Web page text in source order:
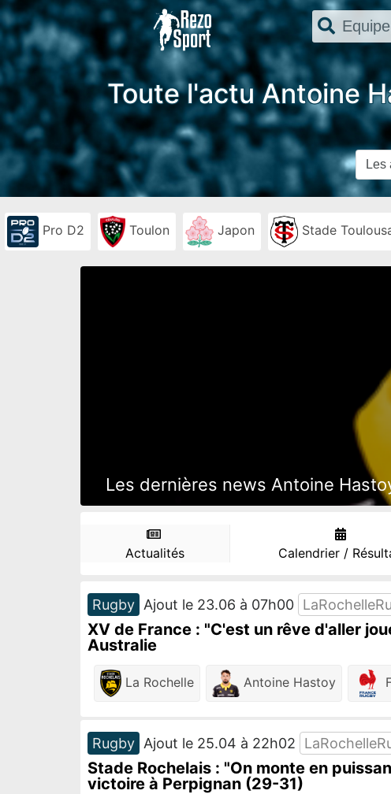
Toute l'actu Antoine
Pro D2 Toulon Japon Stade
Les dernières news Antoine
Actualités Calendrier /
Rugby Ajout le 23.06 à 07h00
XV de France : "C'est un rêve d'aller
Australie
La Rochelle Antoine Hastoy
Rugby Ajout le 25.04 à 22h02
Stade Rochelais : "On monte en
victoire à Perpignan (29-31)